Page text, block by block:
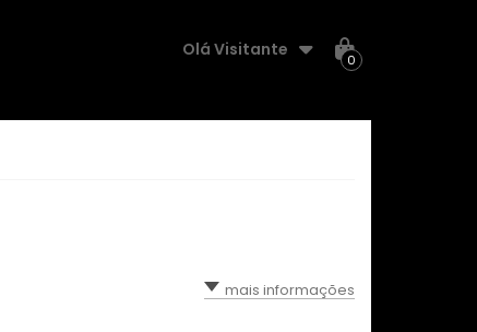
Olá Visitante 0
mais informações